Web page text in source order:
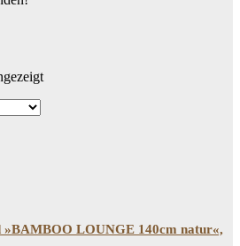
»BAMBOO LOUNGE 140cm natur«,